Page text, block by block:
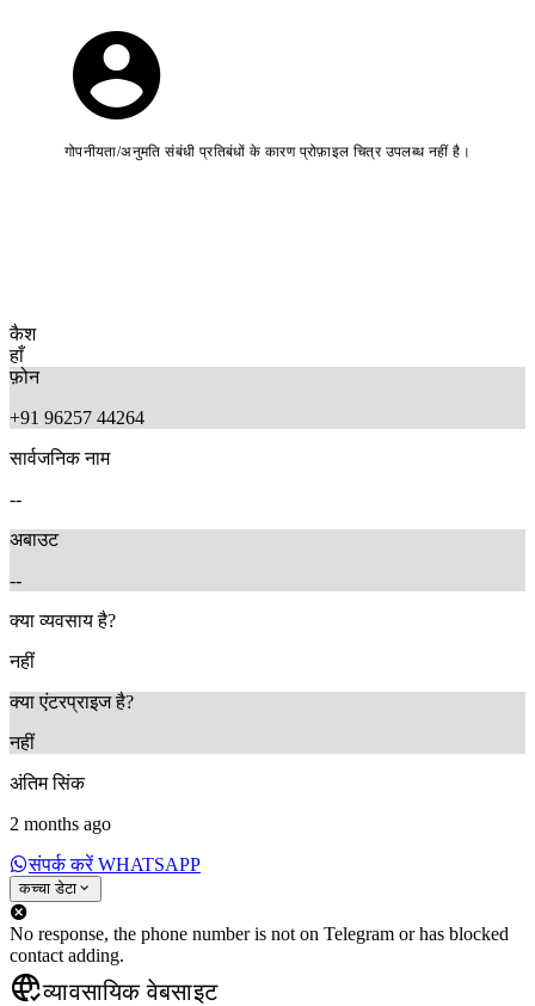
गोपनीयता/अनुमति संबंधी प्रतिबंधों के कारण प्रोफ़ाइल चित्र उपलब्ध नहीं है।
कैश
हाँ
फ़ोन
+91 96257 44264
सार्वजनिक नाम
--
अबाउट
--
क्या व्यवसाय है?
नहीं
क्या एंटरप्राइज है?
नहीं
अंतिम सिंक
2 months ago
संपर्क करें WHATSAPP
कच्चा डेटा
No response, the phone number is not on Telegram or has blocked
contact adding.
व्यावसायिक वेबसाइट